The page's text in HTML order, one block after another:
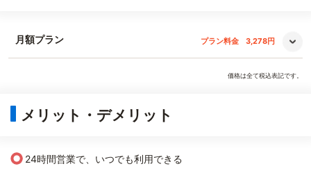
月額プラン プラン料金 3,278円
価格は全て税込表記です。
メリット・デメリット
○ 24時間営業で、いつでも利用できる